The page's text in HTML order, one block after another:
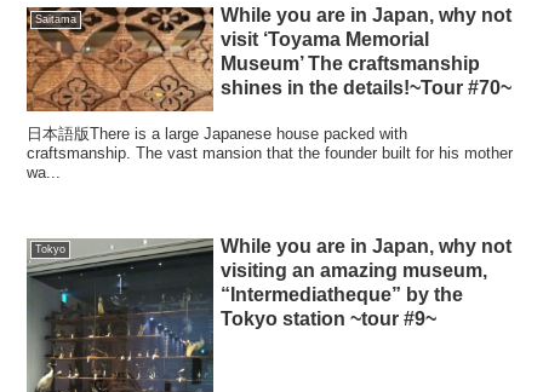
Saitama
While you are in Japan, why not
visit ‘Toyama Memorial
Museum’ The craftsmanship
shines in the details!~Tour #70~
日本語版There is a large Japanese house packed with
craftsmanship. The vast mansion that the founder built for his mother
wa...
Tokyo
While you are in Japan, why not
visiting an amazing museum,
“Intermediatheque” by the
Tokyo station ~tour #9~